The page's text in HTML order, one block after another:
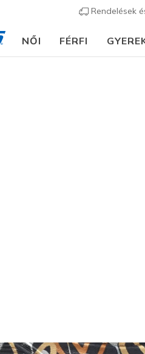
Rendelések
NŐI FÉRFI